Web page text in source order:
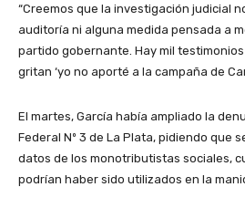
“Creemos que la investigación judicial
auditoría ni alguna medida pensada a
partido gobernante. Hay mil
gritan ‘yo no aporté a la campaña de
El martes, García había ampliado la
Federal Nº 3 de La Plata, pidiendo que
datos de los monotributistas sociales,
podrían haber sido utilizados en la